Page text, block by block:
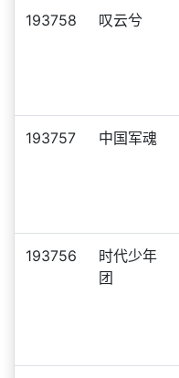
193758 叹云兮
193757 中国军魂
193756
时代少年
团